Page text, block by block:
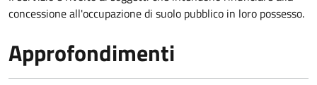
concessione all'occupazione di suolo pubblico in loro possesso.
Approfondimenti